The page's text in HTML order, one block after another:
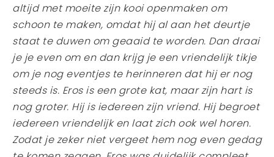
altijd met moeite zijn kooi openmaken om
schoon te maken, omdat hij al aan het deurtje
staat te duwen om geaaid te worden. Dan draai
je je even om en dan krijg je een vriendelijk tikje
om je nog eventjes te herinneren dat hij er nog
steeds is. Eros is een grote kat, maar zijn hart is
nog groter. Hij is iedereen zijn vriend. Hij begroet
iedereen vriendelijk en laat zich ook wel horen.
Zodat je zeker niet vergeet hem nog even gedag